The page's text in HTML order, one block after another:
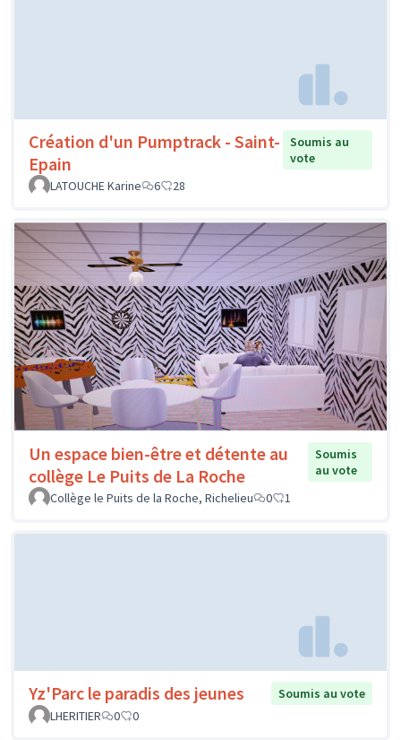
Création d'un Pumptrack - Saint-
Epain
Soumis au
vote
LATOUCHE Karine
6 28
Un espace bien-être et détente au
collège Le Puits de La Roche
Soumis
au vote
Collège le Puits de la Roche, Richelieu
0 1
Yz'Parc le paradis des jeunes
Soumis au vote
LHERITIER
0 0